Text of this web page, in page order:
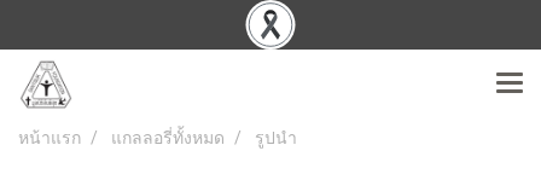
หน้าแรก แกลลอรี่ทั้งหมด รูปนำ